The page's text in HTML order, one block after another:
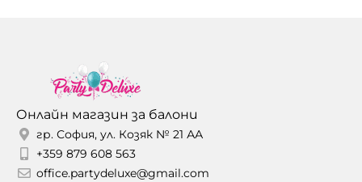
Онлайн магазин за балони
гр. София, ул. Козяк № 21 АА
+359 879 608 563
office.partydeluxe@gmail.com